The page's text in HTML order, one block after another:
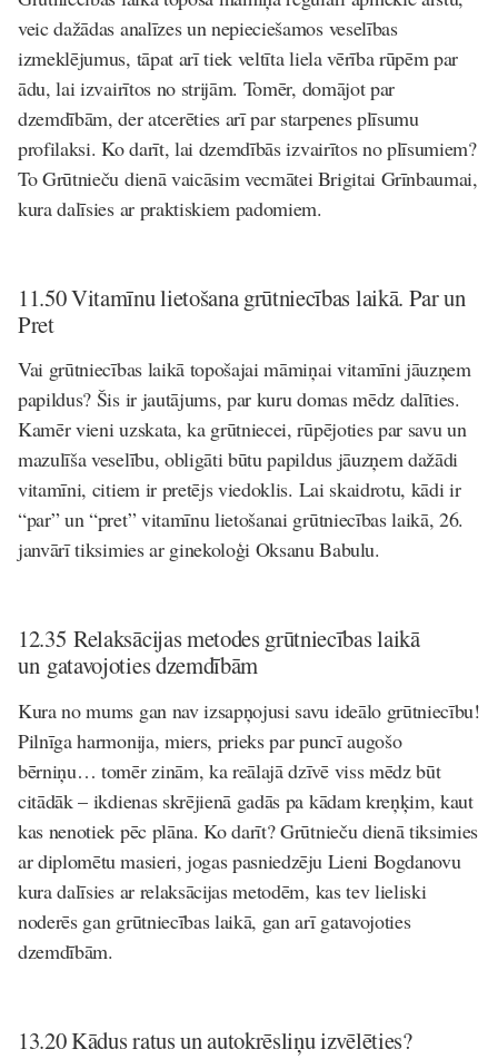
veic dažādas analīzes un nepieciešamos veselības
izmeklējumus, tāpat arī tiek veltīta liela vērība rūpēm par
ādu, lai izvairītos no strijām. Tomēr, domājot par
dzemdībām, der atcerēties arī par starpenes plīsumu
profilaksi. Ko darīt, lai dzemdībās izvairītos no plīsumiem?
To Grūtnieču dienā vaicāsimvecmātei Brigitai Grīnbaumai,
kura dalīsies ar praktiskiem padomiem.
11.50 Vitamīnu lietošana grūtniecības laikā. Par un
Pret
Vai grūtniecības laikā topošajai māmiņai vitamīni jāuzņem
papildus? Šis ir jautājums, par kuru domas mēdz dalīties.
Kamēr vieni uzskata, ka grūtniecei, rūpējoties par savu un
mazulīša veselību, obligāti būtu papildus jāuzņem dažādi
vitamīni, citiem ir pretējs viedoklis. Lai skaidrotu, kādi ir
“par” un “pret” vitamīnu lietošanai grūtniecības laikā, 26.
janvārī tiksimies ar ginekoloģi Oksanu Babulu.
12.35Relaksācijas metodes grūtniecības laikā
un gatavojoties dzemdībām
Kura no mums gan nav izsapņojusi savu ideālo grūtniecību!
Pilnīga harmonija, miers, prieks par puncī augošo
bērniņu… tomēr zinām, ka reālajā dzīvē viss mēdz būt
citādāk – ikdienas skrējienā gadās pa kādam kreņķim, kaut
kas nenotiek pēc plāna. Ko darīt? Grūtnieču dienā tiksimies
ardiplomētu masieri, jogas pasniedzēju Lieni Bogdanovu
kura dalīsies ar relaksācijas metodēm, kas tev lieliski
noderēs gan grūtniecības laikā, gan arī gatavojoties
dzemdībām.
13.20 Kādus ratus un autokrēsliņu izvēlēties?